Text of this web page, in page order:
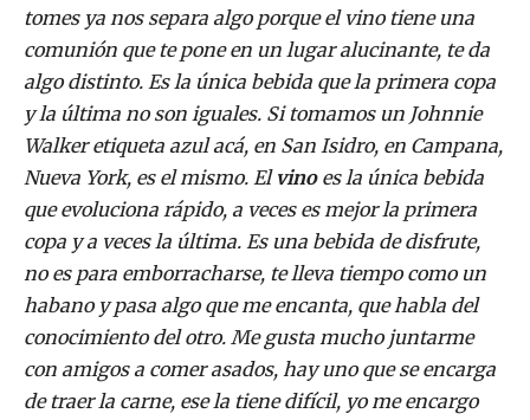
tomes ya nos separa algo porque el vino tiene una
comunión que te pone en un lugar alucinante, te da
algo distinto. Es la única bebida que la primera copa
y la última no son iguales. Si tomamos un Johnnie
Walker etiqueta azul acá, en San Isidro, en Campana,
Nueva York, es el mismo. El vinoes la única bebida
que evoluciona rápido, a veces es mejor la primera
copa y a veces la última. Es una bebida de disfrute,
no es para emborracharse, te lleva tiempo como un
habano y pasa algo que me encanta, que habla del
conocimiento del otro. Me gusta mucho juntarme
con amigos a comer asados, hay uno que se encarga
de traer la carne, ese la tiene difícil, yo me encargo